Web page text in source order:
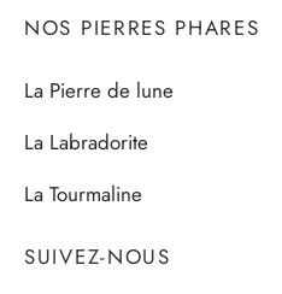
NOS PIERRES PHARES
La Pierre de lune
La Labradorite
La Tourmaline
SUIVEZ-NOUS